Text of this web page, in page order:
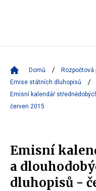
Domů Rozpočtová
Emise státních dluhopisů
Emisní kalendář
červen 2015
Emisní
a
dluhopisů -